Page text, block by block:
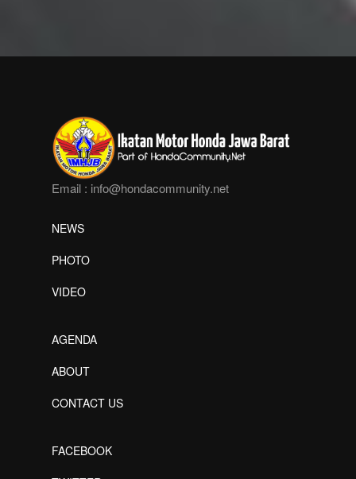
Email : info@hondacommunity.net
NEWS
PHOTO
VIDEO
AGENDA
ABOUT
CONTACT US
FACEBOOK